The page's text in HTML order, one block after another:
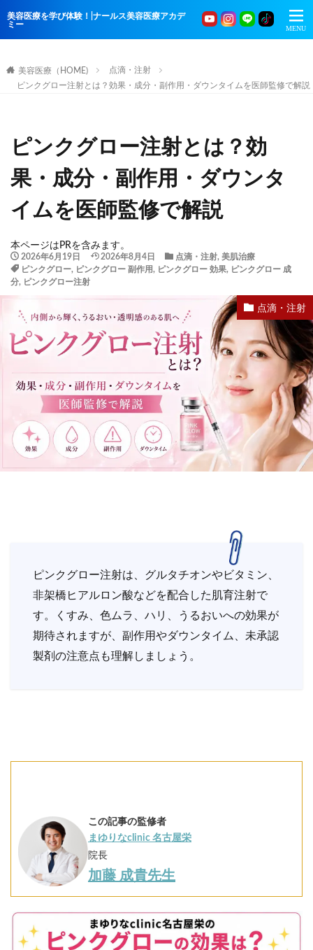
美容医療を学び体験！|ナールス美容医療アカデ
ミー
美容医療（HOME)
点滴・注射
ピンクグロー注射とは？効果・成分・副作用・ダウンタイムを医師監修で解説
ピンクグロー注射とは？効
果・成分・副作用・ダウンタ
イムを医師監修で解説
本ページはPRを含みます。
2026年6月19日 2026年8月4日 点滴・注射, 美肌治療
ピンクグロー, ピンクグロー 副作用, ピンクグロー 効果, ピンクグロー 成
分, ピンクグロー注射
点滴・注射
ピンクグロー注射は、グルタチオンやビタミン、
非架橋ヒアルロン酸などを配合した肌育注射で
す。くすみ、色ムラ、ハリ、うるおいへの効果が
期待されますが、副作用やダウンタイム、未承認
製剤の注意点も理解しましょう。
この記事の監修者
まゆりなclinic 名古屋栄
院長
加藤 成貴先生